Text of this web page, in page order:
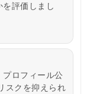
評価しまし
ロフィール公
スクを抑えられ